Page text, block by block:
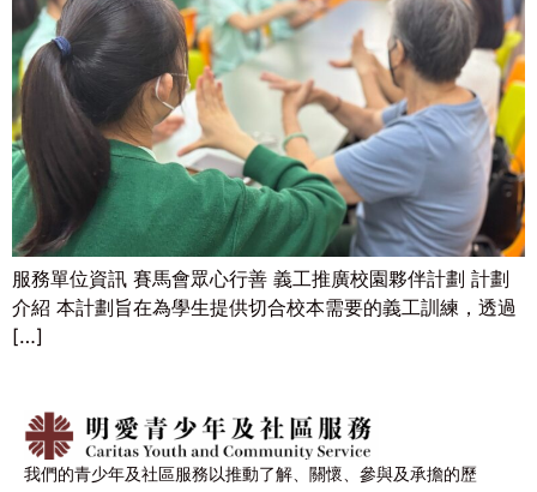
服務單位資訊 賽馬會眾心行善 義工推廣校園夥伴計劃 計劃
介紹 本計劃旨在為學生提供切合校本需要的義工訓練，透過
[…]
我們的青少年及社區服務以推動了解、關懷、參與及承擔的歷